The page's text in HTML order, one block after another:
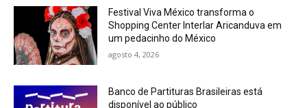
Festival Viva México transforma o
Shopping Center Interlar Aricanduva em
um pedacinho do México
agosto 4, 2026
Banco de Partituras Brasileiras está
disponível ao público